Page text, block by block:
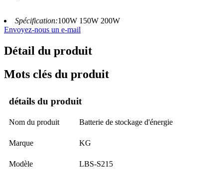
Spécification:100W 150W 200W
Envoyez-nous un e-mail
Détail du produit
Mots clés du produit
détails du produit
Nom du produit Batterie de stockage d'énergie
Marque KG
Modèle LBS-S215